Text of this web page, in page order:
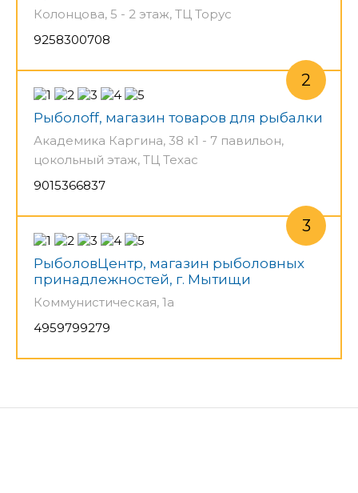
Колонцова, 5 - 2 этаж, ТЦ Торус
9258300708
Рыболoff, магазин товаров для рыбалки
Академика Каргина, 38 к1 - 7 павильон,
цокольный этаж, ТЦ Техас
9015366837
РыболовЦентр, магазин рыболовных
принадлежностей, г. Мытищи
Коммунистическая, 1а
4959799279